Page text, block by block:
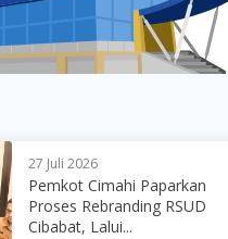
27 Juli 2026
Pemkot Cimahi Paparkan
Proses Rebranding RSUD
Cibabat, Lalui...